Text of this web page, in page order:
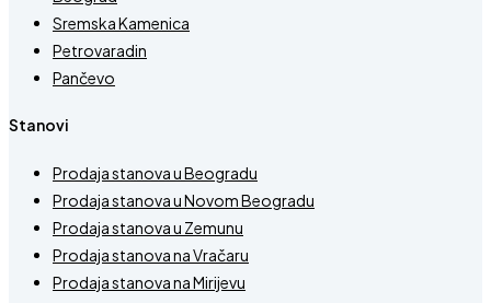
Sremska Kamenica
Petrovaradin
Pančevo
Stanovi
Prodaja stanova u Beogradu
Prodaja stanova u Novom Beogradu
Prodaja stanova u Zemunu
Prodaja stanova na Vračaru
Prodaja stanova na Mirijevu